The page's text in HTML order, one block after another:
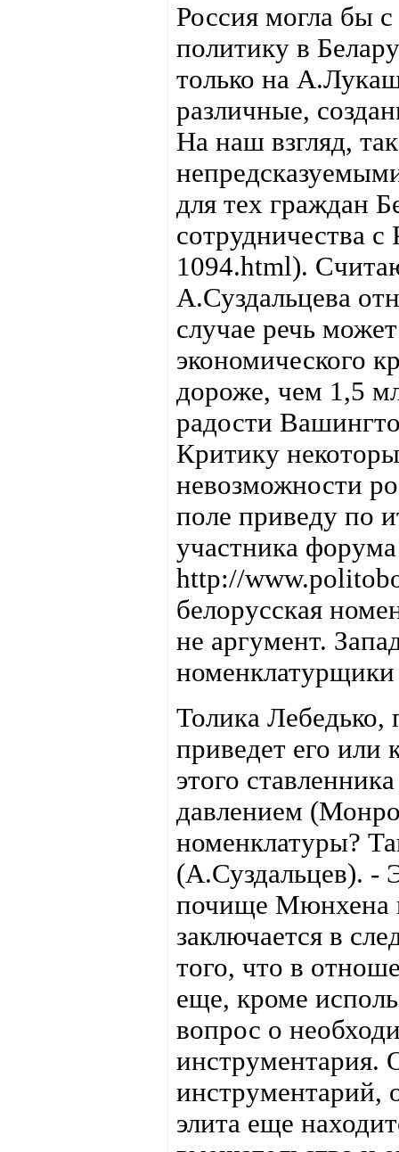
Россия могла бы
политику в
только на
различные,
На наш взгляд,
для тех граждан
сотрудничества
1094.html).
А.Суздальцева
случае речь
экономического
дороже, чем 1,5
радости
Критику
невозможности
поле приведу по
участника
http://
белорусская
не аргумент.
номенклатурщики
Толика
приведет его или
этого
давлением
номенклатуры?
(А.Суздальцев). -
почище Мюнхена
заключается в
того, что в
еще, кроме
вопрос о
инструментария.
инструментарий,
элита еще